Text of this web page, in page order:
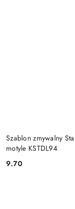
Szablon zmywalny
motyle KSTDL94
Cena:
9.70